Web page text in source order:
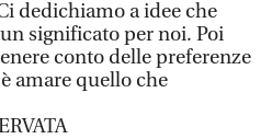
dedichiamo a idee che
significato per noi. Poi
conto delle preferenze
amare quello che